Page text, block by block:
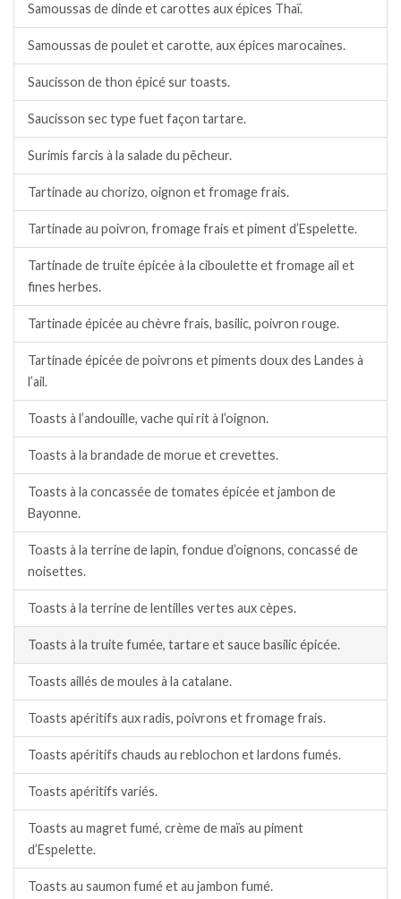
Samoussas de dinde et carottes aux épices Thaï.
Samoussas de poulet et carotte, aux épices marocaines.
Saucisson de thon épicé sur toasts.
Saucisson sec type fuet façon tartare.
Surimis farcis à la salade du pêcheur.
Tartinade au chorizo, oignon et fromage frais.
Tartinade au poivron, fromage frais et piment d’Espelette.
Tartinade de truite épicée à la ciboulette et fromage ail et
fines herbes.
Tartinade épicée au chèvre frais, basilic, poivron rouge.
Tartinade épicée de poivrons et piments doux des Landes à
l’ail.
Toasts à l’andouille, vache qui rit à l’oignon.
Toasts à la brandade de morue et crevettes.
Toasts à la concassée de tomates épicée et jambon de
Bayonne.
Toasts à la terrine de lapin, fondue d’oignons, concassé de
noisettes.
Toasts à la terrine de lentilles vertes aux cèpes.
Toasts à la truite fumée, tartare et sauce basilic épicée.
Toasts aillés de moules à la catalane.
Toasts apéritifs aux radis, poivrons et fromage frais.
Toasts apéritifs chauds au reblochon et lardons fumés.
Toasts apéritifs variés.
Toasts au magret fumé, crème de maïs au piment
d’Espelette.
Toasts au saumon fumé et au jambon fumé.